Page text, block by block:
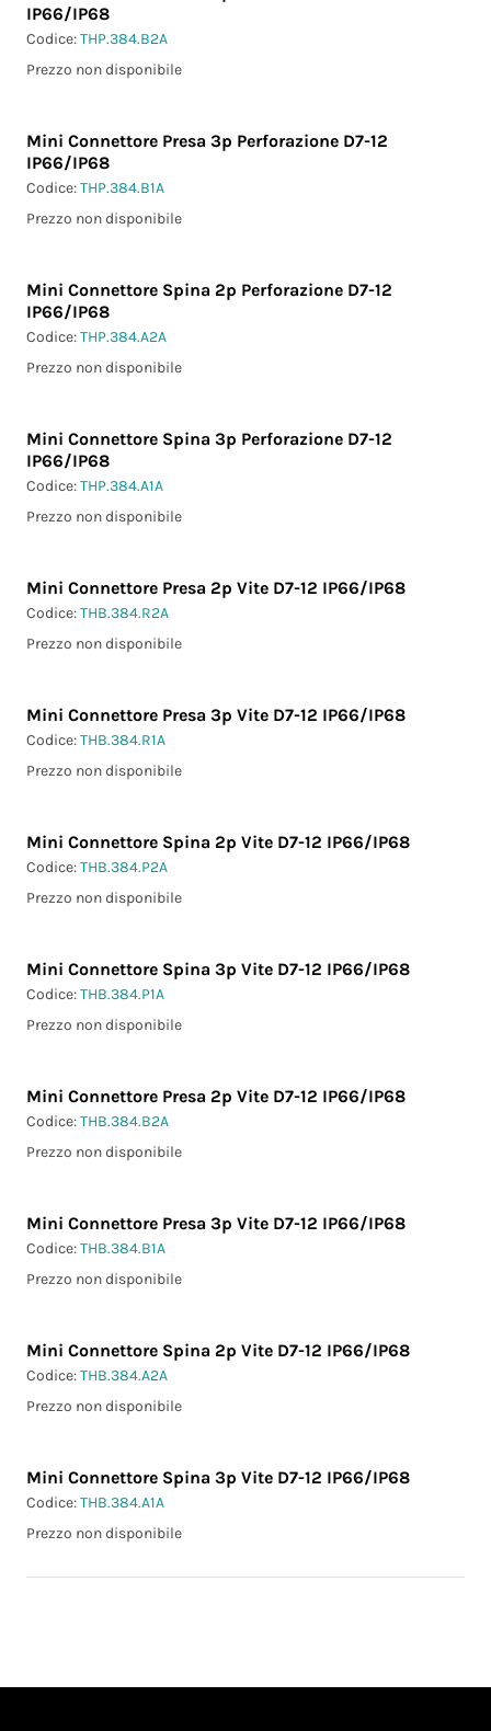
IP66/IP68
Codice:THP.384.B2A
Prezzo non disponibile
Mini Connettore Presa 3p Perforazione D7-12
IP66/IP68
Codice:THP.384.B1A
Prezzo non disponibile
Mini Connettore Spina 2p Perforazione D7-12
IP66/IP68
Codice:THP.384.A2A
Prezzo non disponibile
Mini Connettore Spina 3p Perforazione D7-12
IP66/IP68
Codice:THP.384.A1A
Prezzo non disponibile
Mini Connettore Presa 2p Vite D7-12 IP66/IP68
Codice:THB.384.R2A
Prezzo non disponibile
Mini Connettore Presa 3p Vite D7-12 IP66/IP68
Codice:THB.384.R1A
Prezzo non disponibile
Mini Connettore Spina 2p Vite D7-12 IP66/IP68
Codice:THB.384.P2A
Prezzo non disponibile
Mini Connettore Spina 3p Vite D7-12 IP66/IP68
Codice:THB.384.P1A
Prezzo non disponibile
Mini Connettore Presa 2p Vite D7-12 IP66/IP68
Codice:THB.384.B2A
Prezzo non disponibile
Mini Connettore Presa 3p Vite D7-12 IP66/IP68
Codice:THB.384.B1A
Prezzo non disponibile
Mini Connettore Spina 2p Vite D7-12 IP66/IP68
Codice:THB.384.A2A
Prezzo non disponibile
Mini Connettore Spina 3p Vite D7-12 IP66/IP68
Codice:THB.384.A1A
Prezzo non disponibile